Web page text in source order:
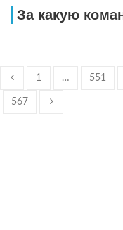
За какую
1 … 551
567